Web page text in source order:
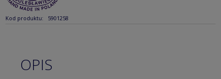
Kod produktu: 5901258
OPIS